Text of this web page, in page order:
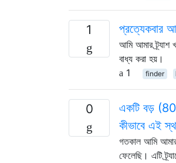
1 প্রত্যেকবার
আমি আমার ট্র্যাশ
বাধ্য করা হয়।
1
finder
0
একটি বড় (80
কীভাবে এই
গতকাল আমি
ফেলেছি। এটি